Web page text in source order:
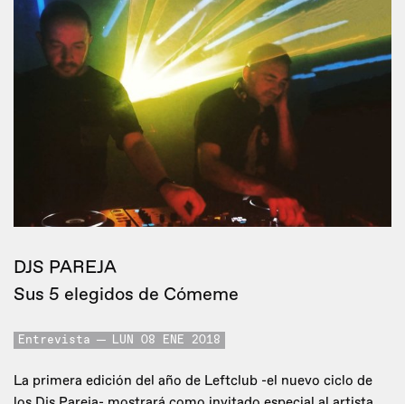
DJS PAREJA
Sus 5 elegidos de Cómeme
Entrevista LUN 08 ENE 2018
La primera edición del año de Leftclub -el nuevo ciclo de